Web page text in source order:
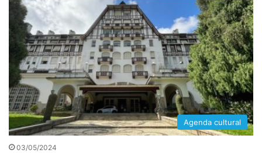
Agenda cultural
03/05/2024